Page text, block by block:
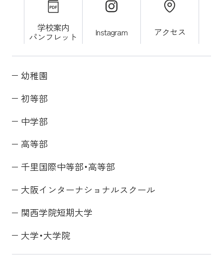
学校案内
パンフレット Instagram アクセス
幼稚園
初等部
中学部
高等部
千里国際中等部・高等部
大阪インターナショナルスクール
関西学院短期大学
大学・大学院